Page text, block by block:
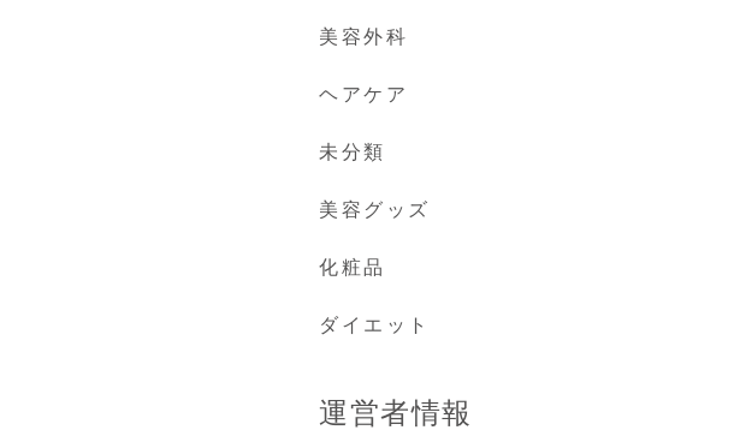
美容外科
ヘアケア
未分類
美容グッズ
化粧品
ダイエット
運営者情報